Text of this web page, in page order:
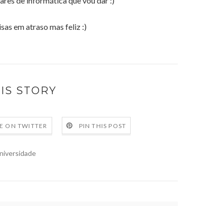
em atraso mas feliz :)
STORY
ON TWITTER PIN THIS POST